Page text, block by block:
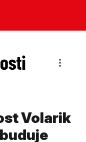
Volarik